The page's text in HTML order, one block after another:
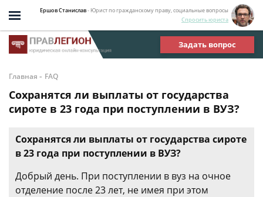
Ершов Станислав- Юрист по гражданскому праву, социальные вопросы
Спросить юриста
Задать вопрос
Главная - FAQ
Сохранятся ли выплаты от государства
сироте в 23 года при поступлении в ВУЗ?
Сохранятся ли выплаты от государства сироте
в 23 года при поступлении в ВУЗ?
Добрый день. При поступлении в вуз на очное
отделение после 23 лет, не имея при этом